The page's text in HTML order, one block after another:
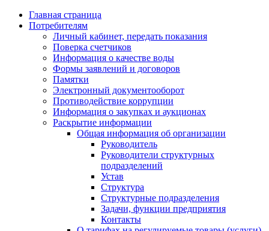
Главная страница
Потребителям
Личный кабинет, передать показания
Поверка счетчиков
Информация о качестве воды
Формы заявлений и договоров
Памятки
Электронный документооборот
Противодействие коррупции
Информация о закупках и аукционах
Раскрытие информации
Общая информация об организации
Руководитель
Руководители структурных
подразделений
Устав
Структура
Структурные подразделения
Задачи, функции предприятия
Контакты